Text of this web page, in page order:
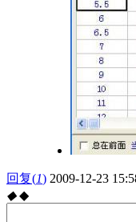
回复(1) 2009-12-23
◆ ◆